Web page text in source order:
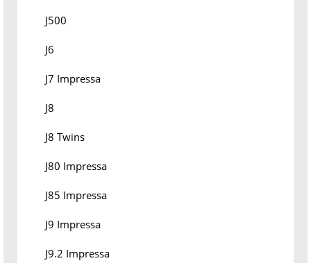
J500
J6
J7 Impressa
J8
J8 Twins
J80 Impressa
J85 Impressa
J9 Impressa
J9.2 Impressa